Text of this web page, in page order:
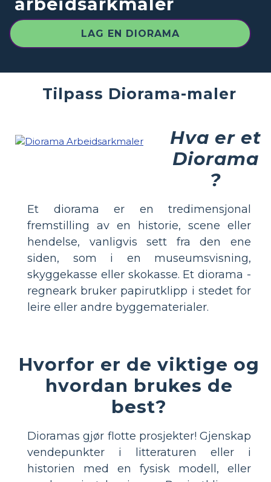
LAG EN DIORAMA
Tilpass Diorama-maler
Hva er et
Diorama
?
Et diorama er en tredimensjonal
fremstilling av en historie, scene eller
hendelse, vanligvis sett fra den ene
siden, som i en museumsvisning,
skyggekasse eller skokasse. Et diorama -
regneark bruker papirutklipp i stedet for
leire eller andre byggematerialer.
Hvorfor er de viktige og
hvordan brukes de
best?
Dioramas gjør flotte prosjekter! Gjenskap
vendepunkter i litteraturen eller i
historien med en fysisk modell, eller